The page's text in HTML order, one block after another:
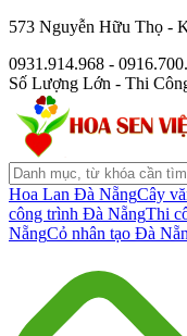
573 Nguyễn Hữu Thọ -
0931.914.968 -
Số Lượng Lớn - Thi
Hoa Lan Đà NẵngCây
công trình Đà NẵngThi
NẵngCỏ nhân tạo Đà